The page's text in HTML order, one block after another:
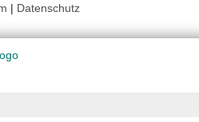
| Datenschutz